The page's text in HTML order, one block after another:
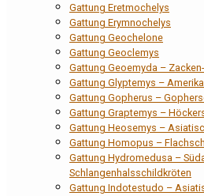
Gattung Eretmochelys
Gattung Erymnochelys
Gattung Geochelone
Gattung Geoclemys
Gattung Geoemyda –
Gattung Glyptemys –
Gattung Gopherus –
Gattung Graptemys –
Gattung Heosemys –
Gattung Homopus –
Gattung Hydromedusa –
Schlangenhalsschildkröten
Gattung Indotestudo –